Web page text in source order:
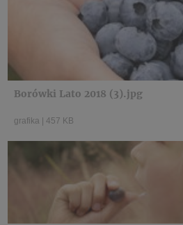
Borówki Lato 2018 (3).jpg
grafika 457 KB